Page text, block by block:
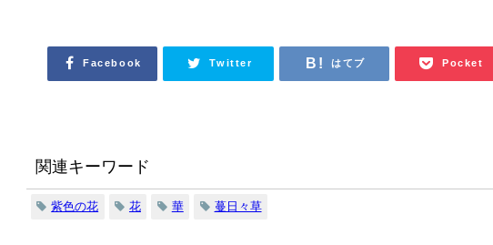
Facebook Twitter はてブ Pocket
関連キーワード
紫色の花 花 華 蔓日々草